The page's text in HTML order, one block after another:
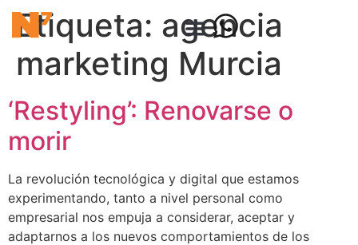
Etiqueta: agencia
marketing Murcia
‘Restyling’: Renovarse o
morir
La revolución tecnológica y digital que estamos
experimentando, tanto a nivel personal como
empresarial nos empuja a considerar, aceptar y
adaptarnos a los nuevos comportamientos de los